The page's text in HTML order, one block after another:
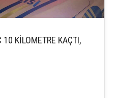
10 KİLOMETRE KAÇTI,